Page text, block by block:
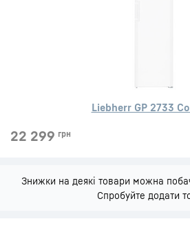
Liebherr GP 2733
22 299 грн
Знижки на деякі товари можна
Спробуйте додати